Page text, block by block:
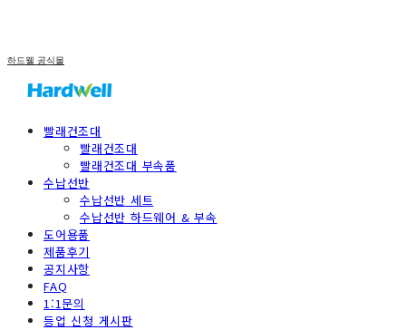
하드웰 공식몰
빨래건조대
빨래건조대
빨래건조대 부속품
수납선반
수납선반 세트
수납선반 하드웨어 & 부속
도어용품
제품후기
공지사항
FAQ
1:1문의
등업 신청 게시판